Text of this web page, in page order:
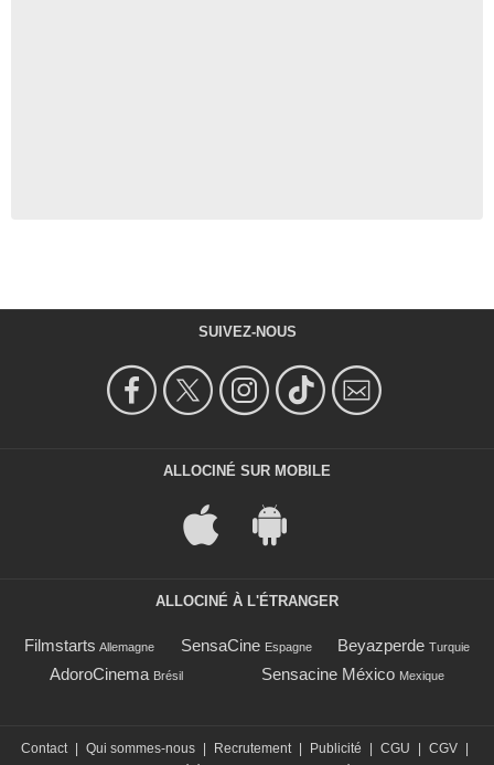
SUIVEZ-NOUS
ALLOCINÉ SUR MOBILE
ALLOCINÉ À L'ÉTRANGER
Filmstarts Allemagne SensaCine Espagne Beyazperde Turquie
AdoroCinema Brésil Sensacine México Mexique
Contact | Qui sommes-nous | Recrutement | Publicité | CGU | CGV |